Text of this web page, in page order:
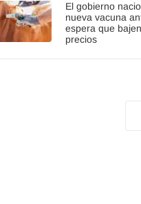
El gobierno
nueva vacuna
espera que
precios